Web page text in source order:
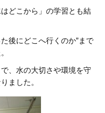
どこから」の学習とも結
後にどこへ行くのか”まで
、水の大切さや環境を守
ました。